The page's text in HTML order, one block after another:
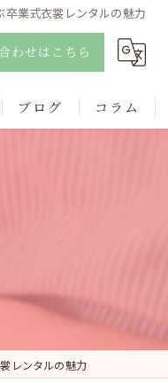
卒業式衣裳レンタルの魅力
わせはこちら
ブログ コラム
レンタルの魅力